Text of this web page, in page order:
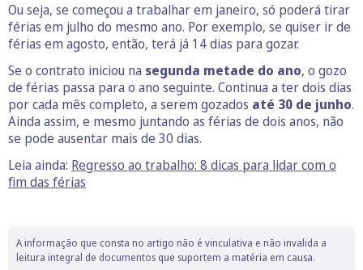
Ou seja, se começou a trabalhar em janeiro, só poderá tirar
férias em julho do mesmo ano. Por exemplo, se quiser ir de
férias em agosto, então, terá já 14 dias para gozar.
Se o contrato iniciou na segunda metade do ano, o gozo
de férias passa para o ano seguinte. Continua a ter dois dias
por cada mês completo, a serem gozados até 30 de junho.
Ainda assim, e mesmo juntando as férias de dois anos, não
se pode ausentar mais de 30 dias.
Leia ainda: Regresso ao trabalho: 8 dicas para lidar com o
fim das férias
A informação que consta no artigo não é vinculativa e não invalida a
leitura integral de documentos que suportem a matéria em causa.